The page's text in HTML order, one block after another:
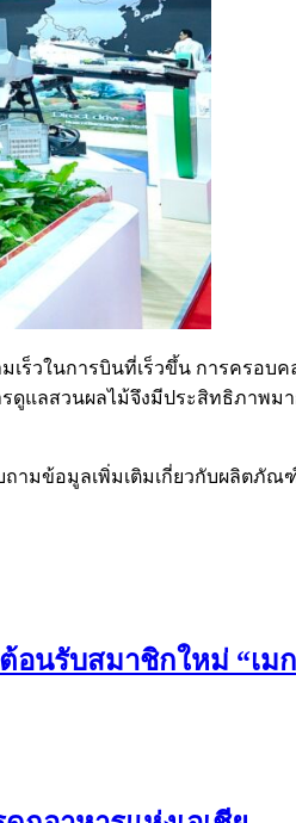
มเร็วในการบินที่เร็วขึ้น การคร
ดูแลสวนผลไม้จึงมีประสิทธิภาพ
ถามข้อมูลเพิ่มเติมเกี่ยวกับผลิต
นรับสมาชิกใหม่ “เม